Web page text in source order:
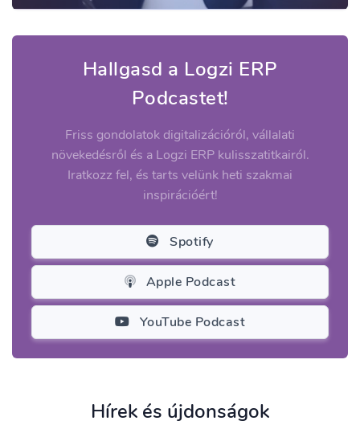
Hallgasd a Logzi ERP
Podcastet!
Friss gondolatok digitalizációról, vállalati
növekedésről és a Logzi ERP kulisszatitkairól.
Iratkozz fel, és tarts velünk heti szakmai
inspirációért!
Spotify
Apple Podcast
YouTube Podcast
Hírek és újdonságok